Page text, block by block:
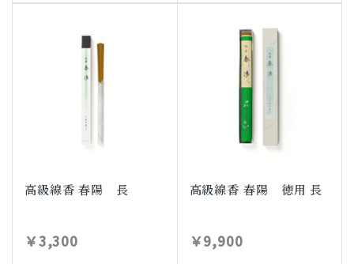
高級線香 春陽 長
￥3,300
高級線香 春陽 徳用 長
￥9,900